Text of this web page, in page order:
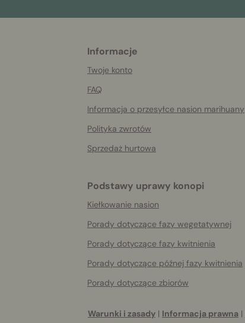
Informacje
Twoje konto
FAQ
Informacja o przesyłce nasion marihuany
Polityka zwrotów
Sprzedaż hurtowa
Podstawy uprawy konopi
Kiełkowanie nasion
Porady dotyczące fazy wegetatywnej
Porady dotyczące fazy kwitnienia
Porady dotyczące późnej fazy kwitnienia
Porady dotyczące zbiorów
Warunki i zasady | Informacja prawna |